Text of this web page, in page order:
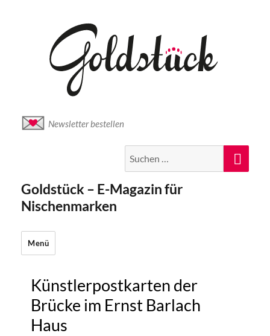
Newsletter bestellen
nach:
Goldstück – E-Magazin für
Nischenmarken
Menü
Künstlerpostkarten der
Brücke im Ernst Barlach
Haus